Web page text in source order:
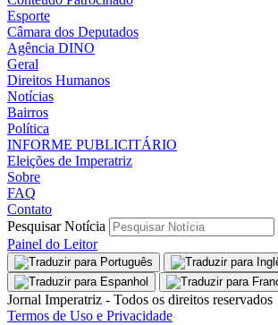
Esporte
Câmara dos Deputados
Agência DINO
Geral
Direitos Humanos
Notícias
Bairros
Política
INFORME PUBLICITÁRIO
Eleições de Imperatriz
Sobre
FAQ
Contato
Pesquisar Notícia
Painel do Leitor
Jornal Imperatriz - Todos os direitos reservados
Termos de Uso e Privacidade